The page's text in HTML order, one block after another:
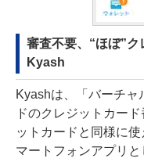
審査不要、“ほぼ”
Kyash
Kyashは、「バーチ
ドのクレジットカー
ットカードと同様に
マートフォンアプリ